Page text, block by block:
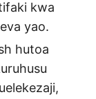
kwa
yao.
hutoa